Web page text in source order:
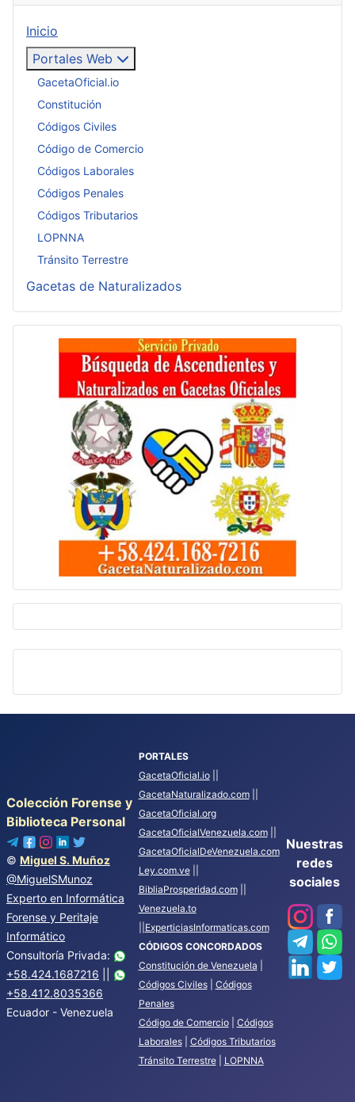
Inicio
Portales Web
GacetaOficial.io
Constitución
Códigos Civiles
Código de Comercio
Códigos Laborales
Códigos Penales
Códigos Tributarios
LOPNNA
Tránsito Terrestre
Gacetas de Naturalizados
Colección Forense y
Biblioteca Personal
© Miguel S. Muñoz
@MiguelSMunoz
Experto en Informática
Forense y Peritaje
Informático
Consultoría Privada:
+58.424.1687216
+58.412.8035366
Ecuador - Venezuela
PORTALES
GacetaOficial.io||
GacetaNaturalizado.com||
GacetaOficial.org
GacetaOficialVenezuela.com||
GacetaOficialDeVenezuela.com
Ley.com.ve||
BibliaProsperidad.com||
Venezuela.to
ExperticiasInformaticas.com
CÓDIGOS CONCORDADOS
Constitución de Venezuela
Códigos Civiles| Códigos
Penales
Código de Comercio| Códigos
Laborales| Códigos Tributarios
Tránsito Terrestre| LOPNNA
Nuestras
redes
sociales